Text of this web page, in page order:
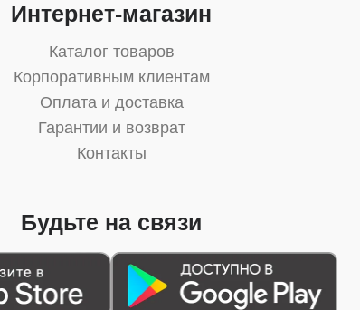
Интернет-магазин
Каталог товаров
Корпоративным клиентам
Оплата и доставка
Гарантии и возврат
Контакты
Будьте на связи